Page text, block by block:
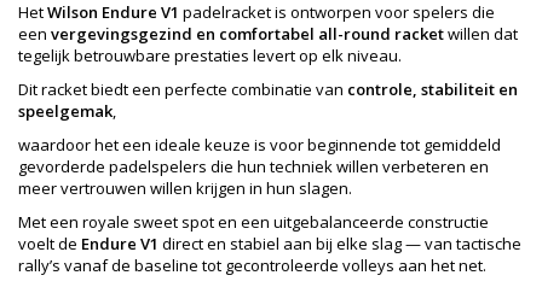
HetWilson Endure V1 padelracket is ontworpen voor spelers die
een vergevingsgezind en comfortabel all-round racketwillen dat
tegelijk betrouwbare prestaties levert op elk niveau.
Dit racket biedt een perfecte combinatie van controle, stabiliteit en
speelgemak,
waardoor het een ideale keuze is voor beginnende tot gemiddeld
gevorderde padelspelers die hun techniek willen verbeteren en
meer vertrouwen willen krijgen in hun slagen.
Met een royale sweet spot en een uitgebalanceerde constructie
voelt de Endure V1 direct en stabiel aan bij elke slag — van tactische
rally’s vanaf de baseline tot gecontroleerde volleys aan het net.